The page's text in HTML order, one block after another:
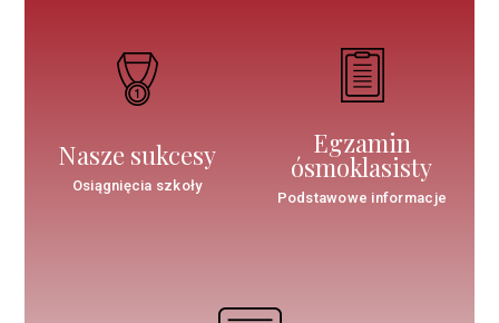
Nasze sukcesy
Osiągnięcia szkoły
Egzamin
ósmoklasisty
Podstawowe informacje